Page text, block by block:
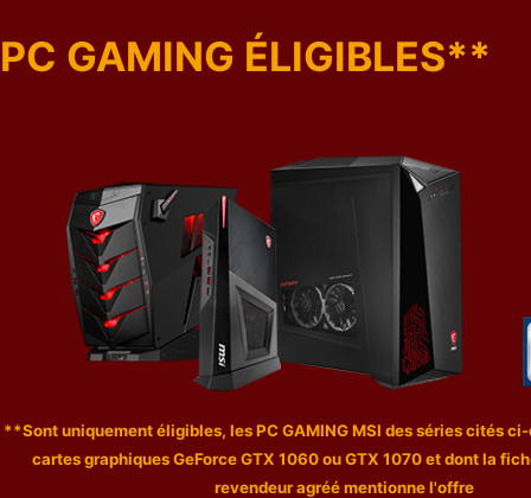
PC GAMING ÉLIGIBLES**
**Sont uniquement éligibles, les PC GAMING MSI des séries cités
cartes graphiques GeForce GTX 1060 ou GTX 1070 et dont la
revendeur agréé mentionne l'offre